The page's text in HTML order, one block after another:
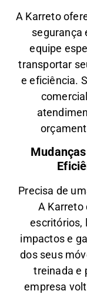
A Karreto
segurança
equipe
transportar
e eficiência.
comercial
Precisa de
A Karreto
escritórios,
impactos e
dos seus
treinada e
empresa